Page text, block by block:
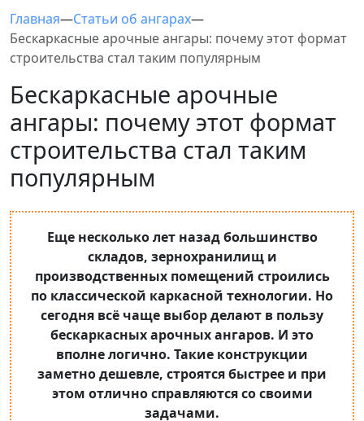
Главная—Статьи об ангарах—
Бескаркасные арочные ангары: почему этот формат
строительства стал таким популярным
Бескаркасные арочные
ангары: почему этот формат
строительства стал таким
популярным
Еще несколько лет назад большинство
складов, зернохранилищ и
производственных помещений строились
по классической каркасной технологии. Но
сегодня всё чаще выбор делают в пользу
бескаркасных арочных ангаров. И это
вполне логично. Такие конструкции
заметно дешевле, строятся быстрее и при
этом отлично справляются со своими
задачами.